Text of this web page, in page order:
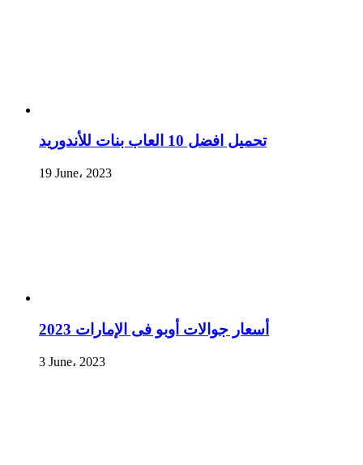
تحميل افضل 10 العاب بنات للأندوريد
19 June، 2023
أسعار جوالات أوبو فى الإمارات 2023
3 June، 2023